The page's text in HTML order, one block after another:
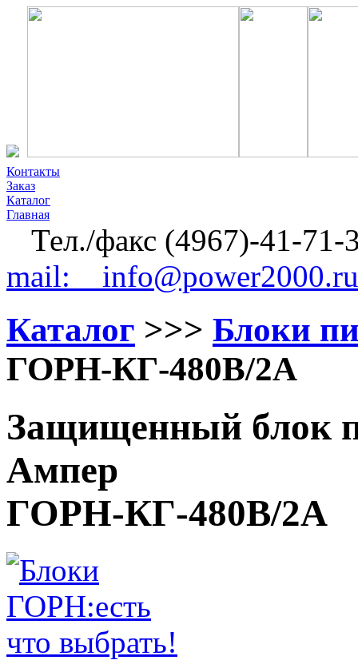
Контакты
Заказ
Каталог
Главная
Тел./факс (4967)-41-71-
mail: info@power2000.ru
Каталог >>> Блоки
ГОРН-КГ-480В/2А
Защищенный блок
Ампер
ГОРН-КГ-480В/2А